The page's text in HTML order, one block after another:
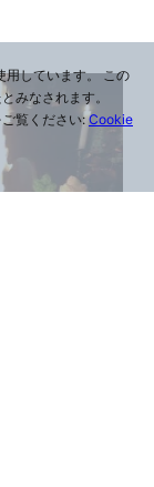
しています。 この
みなされます。
覧ください:Cookie